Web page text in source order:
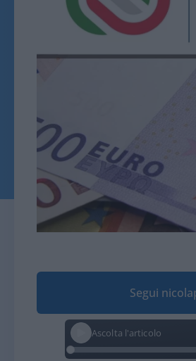
Segui
Ascolta l'articolo